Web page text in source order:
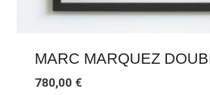
MARC MARQUEZ
780,00 €